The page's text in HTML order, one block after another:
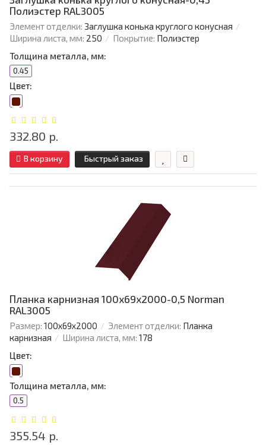
Полиэстер RAL3005
Элемент отделки: Заглушка конька круглого конусная
Ширина листа, мм: 250 Покрытие: Полиэстер
Толщина металла, мм:
0.45
Цвет:
332.80 р.
В корзину Быстрый заказ
Планка карнизная 100х69х2000-0,5 Norman
RAL3005
Размер: 100х69х2000 Элемент отделки: Планка
карнизная
Ширина листа, мм: 178
Цвет:
Толщина металла, мм:
0.5
355.54 р.